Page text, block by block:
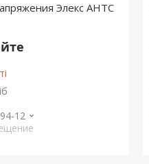
Элекс АНТС
12